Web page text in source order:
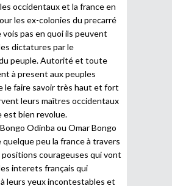
occidentaux et la france en
les ex-colonies du precarré
vois pas en quoi ils peuvent
dictatures par le
peuple. Autorité et toute
à present aux peuples
le faire savoir très haut et fort
leurs maîtres occidentaux
est bien revolue.
Odinba ou Omar Bongo
quelque peu la france à travers
positions courageuses qui vont
interets français qui
leurs yeux incontestables et